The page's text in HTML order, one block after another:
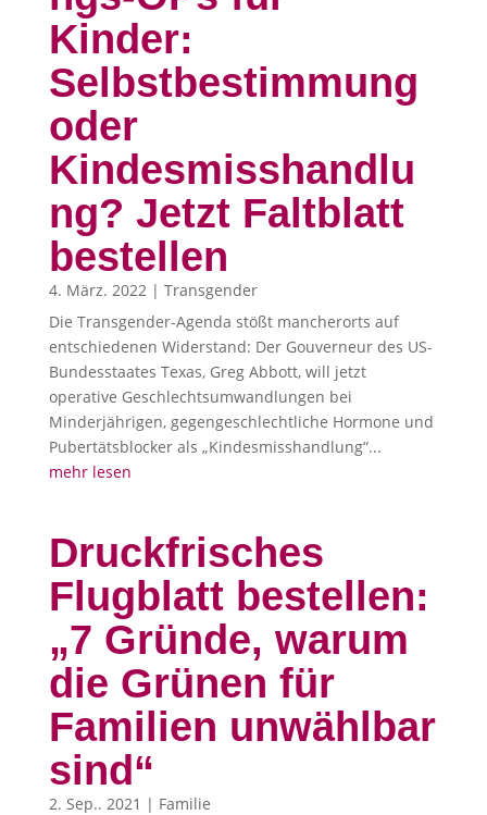
Kinder:
Selbstbestimmung
oder
Kindesmisshandlu
ng? Jetzt Faltblatt
bestellen
4. März. 2022 | Transgender
Die Transgender-Agenda stößt mancherorts auf
entschiedenen Widerstand: Der Gouverneur des US-
Bundesstaates Texas, Greg Abbott, will jetzt
operative Geschlechtsumwandlungen bei
Minderjährigen, gegengeschlechtliche Hormone und
Pubertätsblocker als „Kindesmisshandlung“...
mehr lesen
Druckfrisches
Flugblatt bestellen:
„7 Gründe, warum
die Grünen für
Familien unwählbar
sind“
2. Sep.. 2021 | Familie